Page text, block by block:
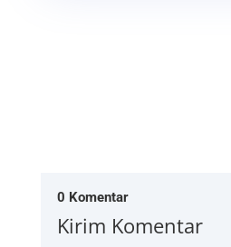
0 Komentar
Kirim Komentar